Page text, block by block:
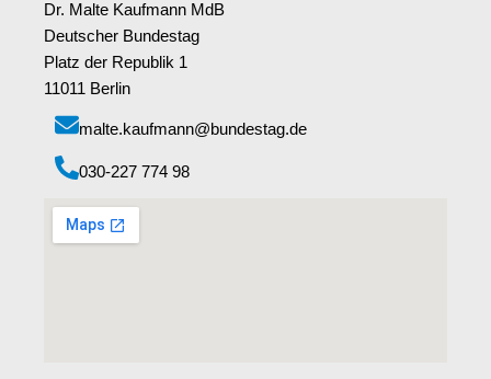
Dr. Malte Kaufmann MdB
Deutscher Bundestag
Platz der Republik 1
11011 Berlin
malte.kaufmann@bundestag.de
‭030-227 774 98‬